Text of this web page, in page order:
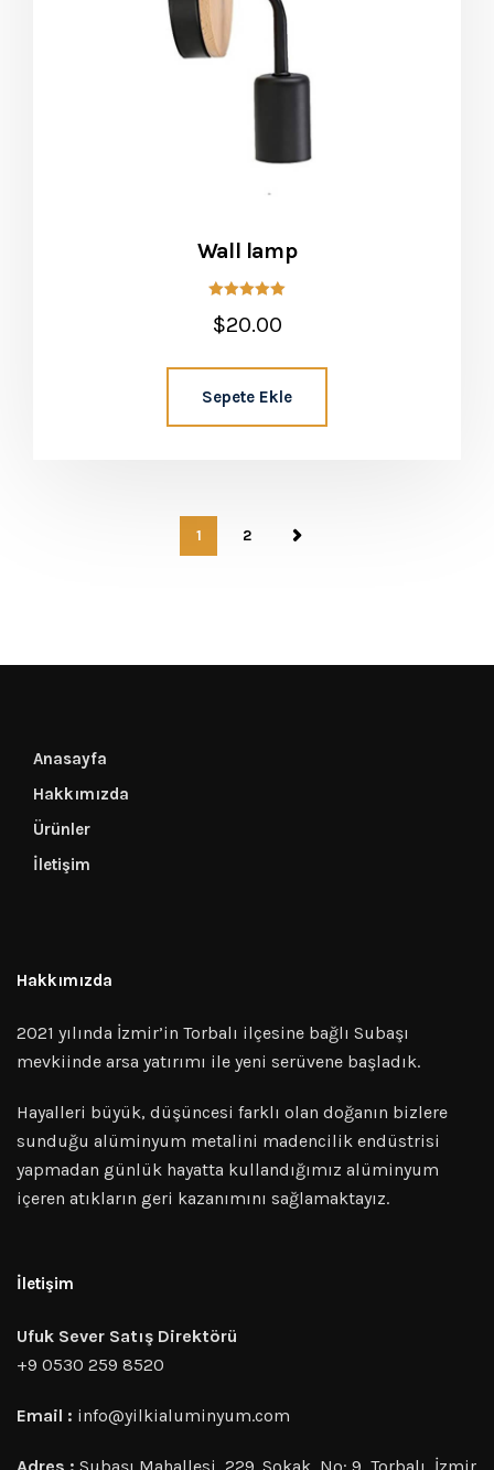
Wall lamp
oy aldı
$20.00
Sepete Ekle
1 2
Anasayfa
Hakkımızda
Ürünler
İletişim
Hakkımızda
2021 yılında İzmir’in Torbalı ilçesine bağlı Subaşı
mevkiinde arsa yatırımı ile yeni serüvene başladık.
Hayalleri büyük, düşüncesi farklı olan doğanın bizlere
sunduğu alüminyum metalini madencilik endüstrisi
yapmadan günlük hayatta kullandığımız alüminyum
içeren atıkların geri kazanımını sağlamaktayız.
İletişim
Ufuk Sever Satış Direktörü
+9 0530 259 8520
Email : info@yilkialuminyum.com